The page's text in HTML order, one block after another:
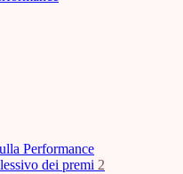
Performance
dei premi 2